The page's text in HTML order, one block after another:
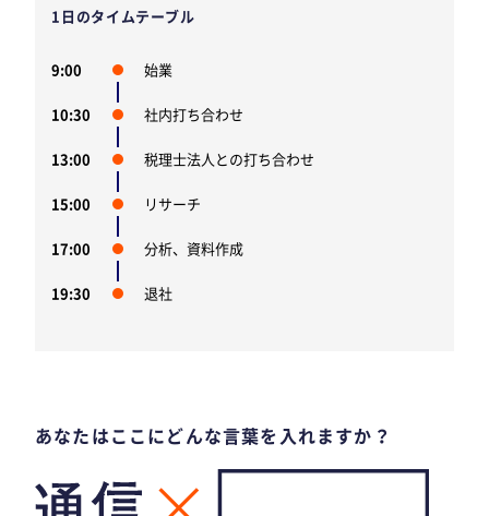
1日のタイムテーブル
9:00 始業
10:30 社内打ち合わせ
13:00 税理士法人との打ち合わせ
15:00 リサーチ
17:00 分析、資料作成
19:30 退社
あなたはここにどんな言葉を入れますか？